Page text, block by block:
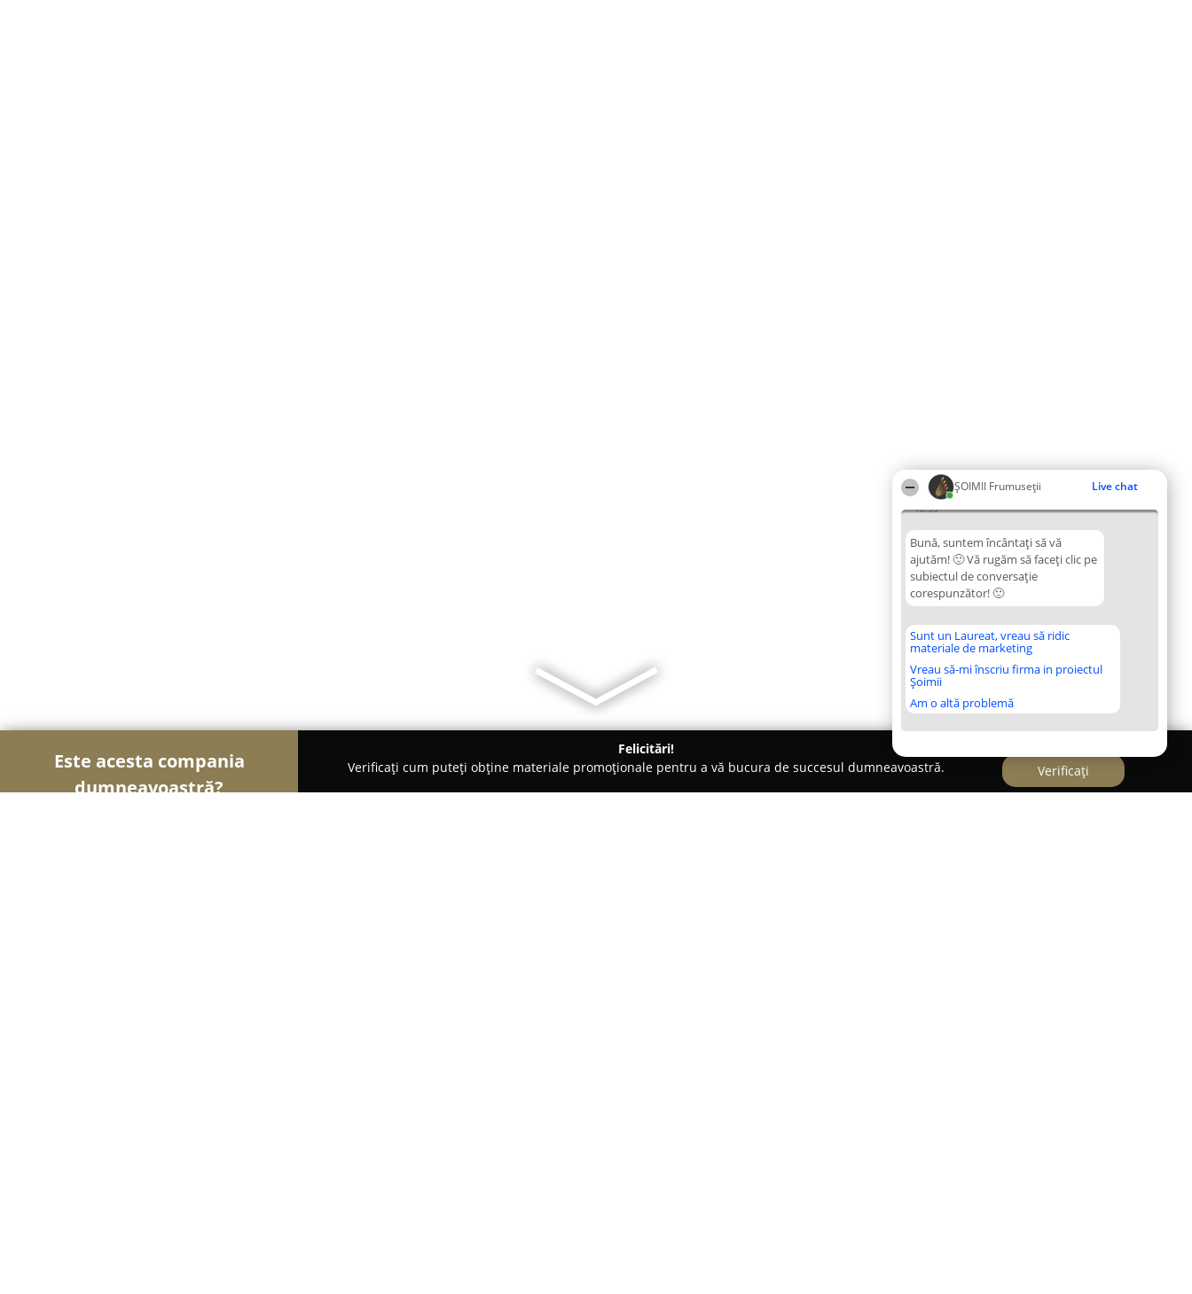
ȘOIMII Frumuseții Live chat
18:50
Bună, suntem încântați să vă
ajutăm! 🙂 Vă rugăm să faceți clic pe
subiectul de conversație
corespunzător! 🙂
Sunt un Laureat, vreau să ridic
materiale de marketing
Vreau să-mi înscriu firma in proiectul
Șoimii
Am o altă problemă
Este acesta compania
dumneavoastră?
Felicitări!
Verificați cum puteți obține materiale promoționale pentru a vă bucura de succesul dumneavoastră.
Verificați